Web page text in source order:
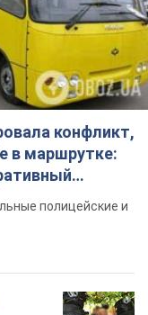
конфликт,
в маршрутке:
полицейские и